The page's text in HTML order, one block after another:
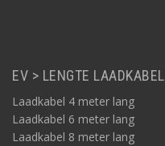
EV > LENGTE LAADKABEL
Laadkabel 4 meter lang
Laadkabel 6 meter lang
Laadkabel 8 meter lang